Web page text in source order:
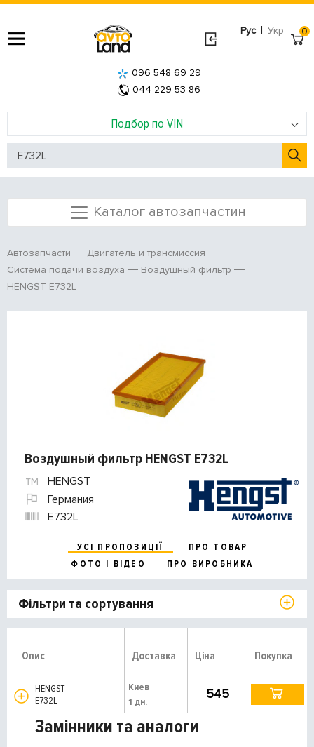
Рус | Укр
Подбор по VIN
096 548 69 29
044 229 53 86
0
Каталог автозапчастин
Автозапчасти
Двигатель и трансмиссия
Система подачи воздуха
Воздушный фильтр
HENGST E732L
Воздушный фильтр HENGST E732L
HENGST
Германия
E732L
УСІ ПРОПОЗИЦІЇ
ПРО ТОВАР
ФОТО І ВІДЕО
ПРО ВИРОБНИКА
Фільтри та сортування
Опис Доставка Ціна Покупка
HENGST
E732L
Киев
1 дн.
545
Замінники та аналоги